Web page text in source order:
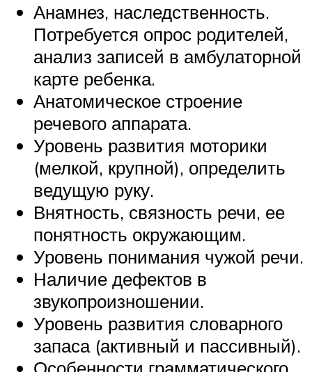
Анамнез, наследственность.
Потребуется опрос родителей,
анализ записей в амбулаторной
карте ребенка.
Анатомическое строение
речевого аппарата.
Уровень развития моторики
(мелкой, крупной), определить
ведущую руку.
Внятность, связность речи, ее
понятность окружающим.
Уровень понимания чужой речи.
Наличие дефектов в
звукопроизношении.
Уровень развития словарного
запаса (активный и пассивный).